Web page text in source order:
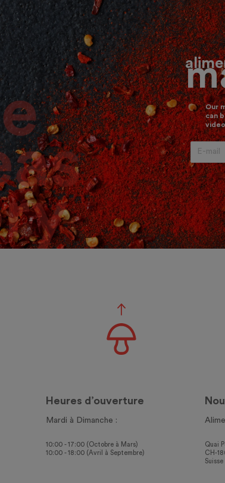
Our
can
Heures d’ouverture
Mardi à Dimanche :
10:00 - 17:00 (Octobre à Mars)
10:00 - 18:00 (Avril à Septembre)
Quai
CH-
Suisse